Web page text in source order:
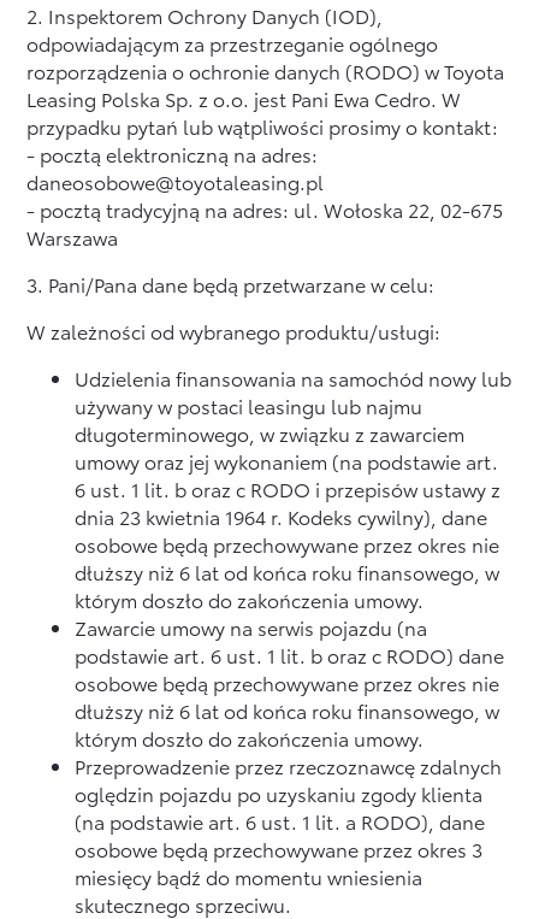
2. Inspektorem Ochrony Danych (IOD),
odpowiadającym za przestrzeganie ogólnego
rozporządzenia o ochronie danych (RODO) w Toyota
Leasing Polska Sp. z o.o. jest Pani Ewa Cedro. W
przypadku pytań lub wątpliwości prosimy o kontakt:
- pocztą elektroniczną na adres:
daneosobowe@toyotaleasing.pl
- pocztą tradycyjną na adres: ul. Wołoska 22, 02-675
Warszawa
3. Pani/Pana dane będą przetwarzane w celu:
W zależności od wybranego produktu/usługi:
Udzielenia finansowania na samochód nowy lub
używany w postaci leasingu lub najmu
długoterminowego, w związku z zawarciem
umowy oraz jej wykonaniem (na podstawie art.
6 ust. 1 lit. b oraz c RODO i przepisów ustawy z
dnia 23 kwietnia 1964 r. Kodeks cywilny), dane
osobowe będą przechowywane przez okres nie
dłuższy niż 6 lat od końca roku finansowego, w
którym doszło do zakończenia umowy.
Zawarcie umowy na serwis pojazdu (na
podstawie art. 6 ust. 1 lit. b oraz c RODO) dane
osobowe będą przechowywane przez okres nie
dłuższy niż 6 lat od końca roku finansowego, w
którym doszło do zakończenia umowy.
Przeprowadzenie przez rzeczoznawcę zdalnych
oględzin pojazdu po uzyskaniu zgody klienta
(na podstawie art. 6 ust. 1 lit. a RODO), dane
osobowe będą przechowywane przez okres 3
miesięcy bądź do momentu wniesienia
skutecznego sprzeciwu.